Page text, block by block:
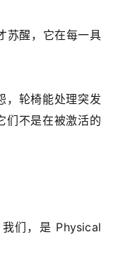
苏醒，它在每一具
，轮椅能处理突发
不是在被激活的
们，是 Physical